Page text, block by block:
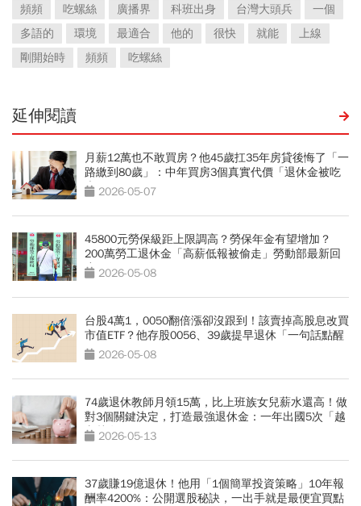
頻頻
吃螺絲 廣播界 科班出身 台灣大頭兵
一個
多語的
環境 最適合 他的 很快 就能
上線
剛開始時
頻頻 吃螺絲
延伸閱讀
月薪12萬也不敢買房？他45歲扛35年房貸後悔了「一
路繳到80歲」：中年買房3個真實代價「退休金被吃
光」2026-05-07
45800元勞保級距上限調高？勞保年金有望增加？
200萬勞工退休金「高薪低報被偷走」勞動部最新回
應 2026-05-08
台股4萬1，0050翻倍漲卻沒跟到！該賣掉高股息改買
市值ETF？他存股0056、39歲提早退休「一句話點醒
FOMO仔」
2026-05-08
74歲退休教師月領15萬，比上班族女兒薪水還高！做
對3個關鍵決定，打造最強退休金：一年出國5次「越
老越有錢」
2026-05-13
37歲賺19億退休！他用「1個簡單投資策略」10年報
酬率4200%：公開選股秘訣，一出手就是最便宜買點